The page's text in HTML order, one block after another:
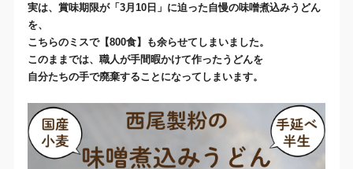
実は、賞味期限が「 3月 10 日」 に迫った自慢の味噌煮込みうどん
を、
こちらのミスで【800食】も余らせてしまいました。
このままでは、職人が手間暇かけて作ったうどんを
自分たちの手で廃棄することになってしまいます。